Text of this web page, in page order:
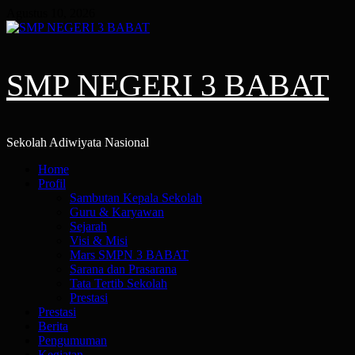
to
SMP NEGERI 3 BABAT
Sekolah Adiwiyata Nasional
PrimaryHome
Profil
Sambutan Kepala Sekolah
Guru & Karyawan
Sejarah
Visi & Misi
Mars SMPN 3 BABAT
Sarana dan Prasarana
Tata Tertib Sekolah
Prestasi
Prestasi
Berita
Pengumuman